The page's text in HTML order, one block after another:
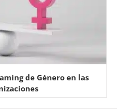
de Género en las